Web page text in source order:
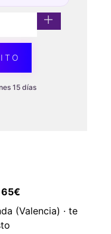
15 días
65€
(Valencia) · te